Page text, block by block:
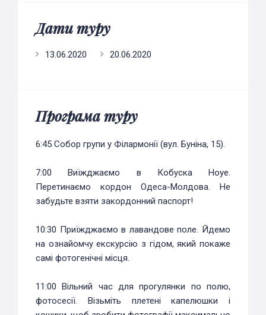
Дати туру
13.06.2020 20.06.2020
Програма туру
6:45 Собор групи у Філармонії (вул. Буніна, 15).
7:00 Виїжджаємо в Кобуска Ноуе.
Перетинаємо кордон Одеса-Молдова. Не
забудьте взяти закордонний паспорт!
10:30 Приїжджаємо в лавандове поле. Йдемо
на ознайомчу екскурсію з гідом, який покаже
самі фотогенічні місця.
11:00 Вільний час для прогулянки по полю,
фотосесії. Візьміть плетені капелюшки і